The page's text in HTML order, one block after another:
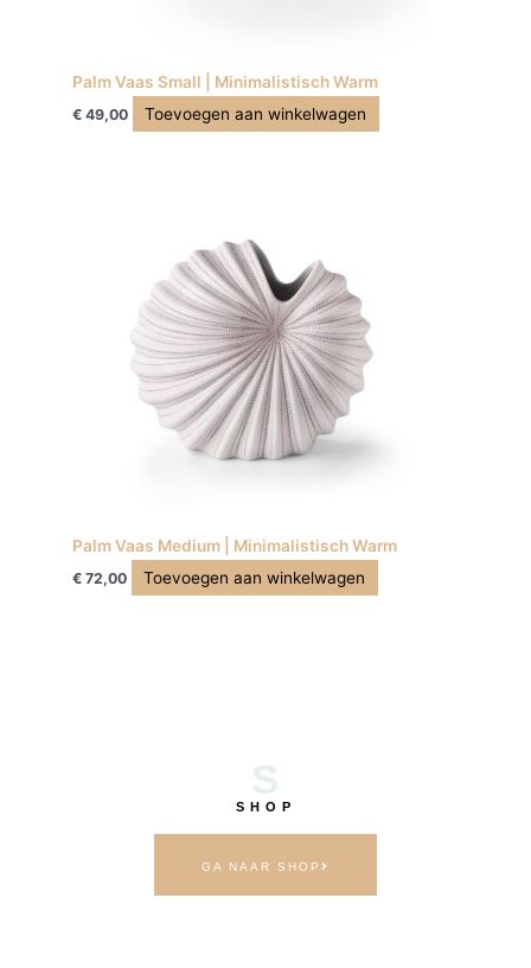
Palm Vaas Small | Minimalistisch Warm
€ 49,00 Toevoegen aan winkelwagen
Palm Vaas Medium | Minimalistisch Warm
€ 72,00 Toevoegen aan winkelwagen
S
SHOP
GA NAAR SHOP